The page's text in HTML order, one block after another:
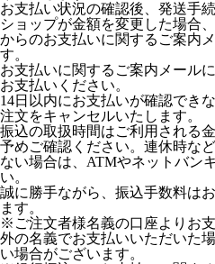
お支払い状況の確認後、発送手
ショップが金額を変更した場合
からのお支払いに関するご案内
す。
お支払いに関するご案内メール
お支払いください。
14日以内にお支払いが確認でき
注文をキャンセルいたします。
振込の取扱時間はご利用される
予めご確認ください。連休時な
ない場合は、ATMやネットバン
い。
誠に勝手ながら、振込手数料は
ます。
※ご注文者様名義の口座よりお
外の名義でお支払いいただいた
い場合がございます。